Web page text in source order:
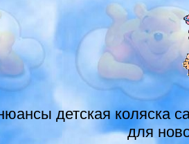
детская коляска
для